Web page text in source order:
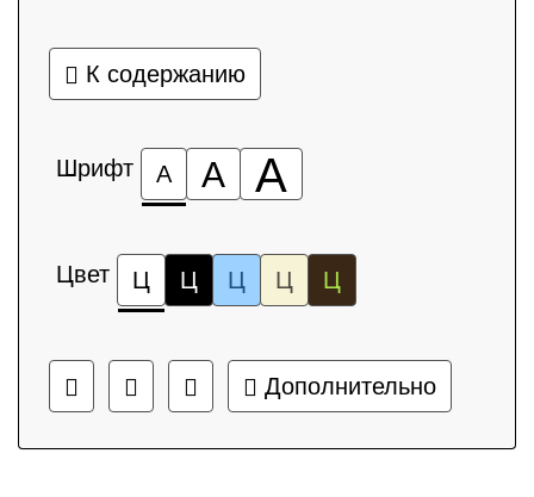
К содержанию
Шрифт А А А
Цвет Ц Ц Ц Ц Ц
Дополнительно